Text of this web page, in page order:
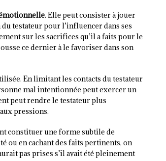
. Elle peut consister à jouer
testateur pour l’influencer dans ses
sur les sacrifices qu’il a faits pour le
ce dernier à le favoriser dans son
En limitant les contacts du testateur
mal intentionnée peut exercer un
peut rendre le testateur plus
pressions.
constituer une forme subtile de
ou en cachant des faits pertinents, on
pas prises s’il avait été pleinement